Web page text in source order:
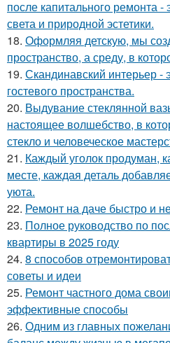
после капитального ремонта -
света и природной эстетики.
18. Оформляя детскую, мы
пространство, а среду, в
19. Скандинавский интерьер
гостевого пространства.
20. Выдувание стеклянной
настоящее волшебство, в
стекло и человеческое
21. Каждый уголок продуман,
месте, каждая деталь
уюта.
22. Ремонт на даче быстро и
23. Полное руководство по
квартиры в 2025 году
24. 8 способов
советы и идеи
25. Ремонт частного дома
эффективные способы
26. Одним из главных